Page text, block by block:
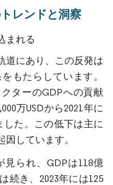
レンドと洞察
まれる
道にあり、この反発は
もたらしています。
ターのGDPへの貢献
万USDから2021年に
した。この低下は主に
しています。
見られ、GDPは118億
続き、2023年には125